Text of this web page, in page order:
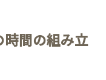
間の組み立